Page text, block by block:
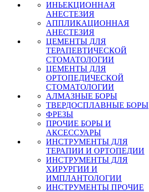
ИНЬЕКЦИОННАЯ
АНЕСТЕЗИЯ
АППЛИКАЦИОННАЯ
АНЕСТЕЗИЯ
ЦЕМЕНТЫ ДЛЯ
ТЕРАПЕВТИЧЕСКОЙ
СТОМАТОЛОГИИ
ЦЕМЕНТЫ ДЛЯ
ОРТОПЕДИЧЕСКОЙ
СТОМАТОЛОГИИ
АЛМАЗНЫЕ БОРЫ
ТВЕРДОСПЛАВНЫЕ БОРЫ
ФРЕЗЫ
ПРОЧИЕ БОРЫ И
АКСЕССУАРЫ
ИНСТРУМЕНТЫ ДЛЯ
ТЕРАПИИ И ОРТОПЕДИИ
ИНСТРУМЕНТЫ ДЛЯ
ХИРУРГИИ И
ИМПЛАНТОЛОГИИ
ИНСТРУМЕНТЫ ПРОЧИЕ